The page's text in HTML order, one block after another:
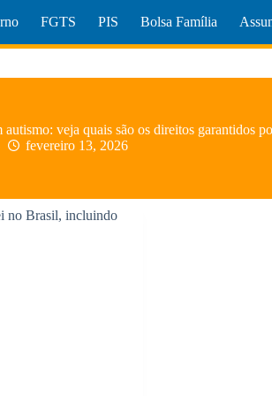
FGTS PIS Bolsa Família
veja quais são os direitos garantidos
fevereiro 13, 2026
no Brasil, incluindo